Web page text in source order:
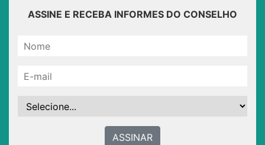
ASSINE E RECEBA INFORMES DO CONSELHO
ASSINAR